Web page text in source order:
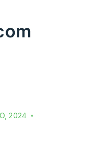
2024